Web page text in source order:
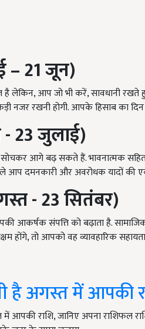
– 21 जून)
लेकिन, आप जो भी करें, सावधानी
नजर रखनी होगी. आपके हिसाब का
23 जुलाई)
सोचकर आगे बढ़ सकते हैं. भावनात्मक
आप दमनकारी और अवरोधक यादों की
- 23 सितंबर)
आकर्षक संपत्ति को बढ़ाता है.
होंगे, तो आपको वह व्यावहारिक
है अगस्त में आपकी
आपकी राशि, जानिए अपना राशिफल